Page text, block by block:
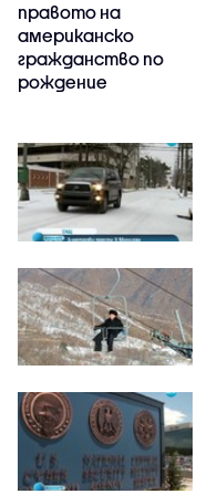
правото на
американско
гражданство по
рождение